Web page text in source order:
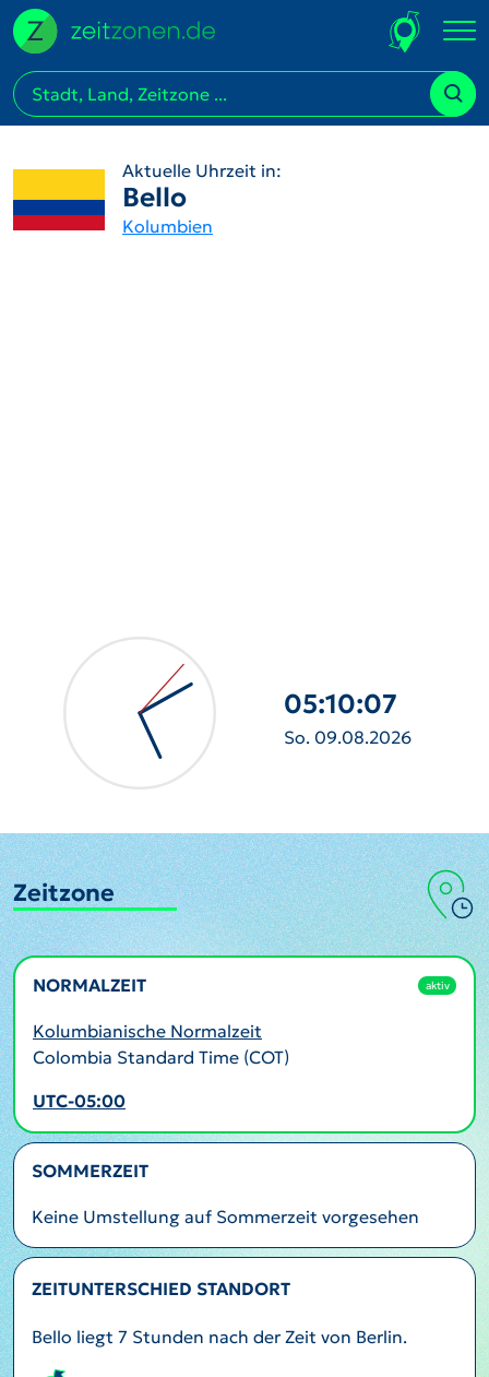
Aktuelle Uhrzeit in:
Bello
Kolumbien
05:10:08
So. 09.08.2026
Zeitzone
NORMALZEIT aktiv
Kolumbianische Normalzeit
Colombia Standard Time (COT)
UTC-05:00
SOMMERZEIT
Keine Umstellung auf Sommerzeit vorgesehen
ZEITUNTERSCHIED STANDORT
Bello liegt 7 Stunden nach der Zeit von Berlin.